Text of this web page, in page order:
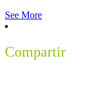
See More
Compartir